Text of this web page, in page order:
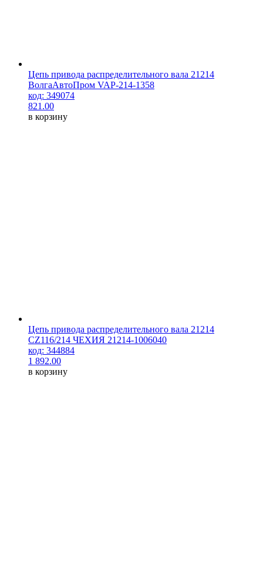
Цепь привода распределительного вала 21214
ВолгаАвтоПром VAP-214-1358
код: 349074
821.00
в корзину
Цепь привода распределительного вала 21214
CZ116/214 ЧЕХИЯ 21214-1006040
код: 344884
1 892.00
в корзину